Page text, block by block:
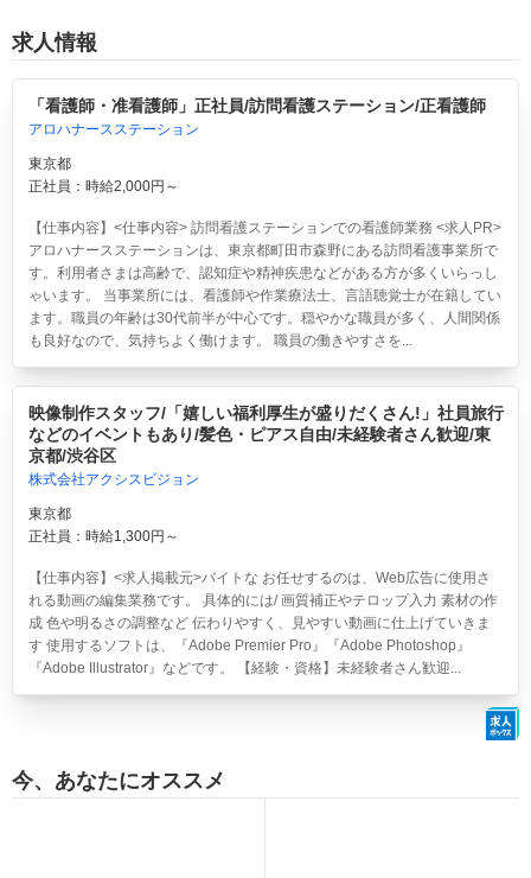
求人情報
「看護師・准看護師」正社員/訪問看護ステーション/正看護師
アロハナースステーション
東京都
正社員：時給2,000円～
【仕事内容】<仕事内容> 訪問看護ステーションでの看護師業務 <求人PR>
アロハナースステーションは、東京都町田市森野にある訪問看護事業所で
す。利用者さまは高齢で、認知症や精神疾患などがある方が多くいらっし
ゃいます。 当事業所には、看護師や作業療法士、言語聴覚士が在籍してい
ます。職員の年齢は30代前半が中心です。穏やかな職員が多く、人間関係
も良好なので、気持ちよく働けます。 職員の働きやすさを...
映像制作スタッフ/「嬉しい福利厚生が盛りだくさん!」社員旅行
などのイベントもあり/髪色・ピアス自由/未経験者さん歓迎/東
京都/渋谷区
株式会社アクシスビジョン
東京都
正社員：時給1,300円～
【仕事内容】<求人掲載元>バイトな お任せするのは、Web広告に使用さ
れる動画の編集業務です。 具体的には/ 画質補正やテロップ入力 素材の作
成 色や明るさの調整など 伝わりやすく、見やすい動画に仕上げていきま
す 使用するソフトは、『Adobe Premier Pro』『Adobe Photoshop』
『Adobe Illustrator』などです。 【経験・資格】未経験者さん歓迎...
今、あなたにオススメ